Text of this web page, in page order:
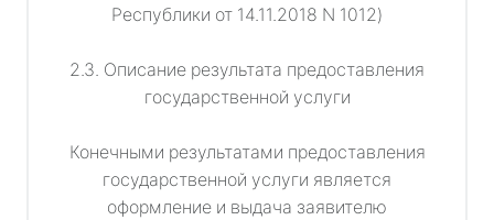
Республики от 14.11.2018 N 1012)
2.3. Описание результата предоставления
государственной услуги
Конечными результатами предоставления
государственной услуги является
оформление и выдача заявителю